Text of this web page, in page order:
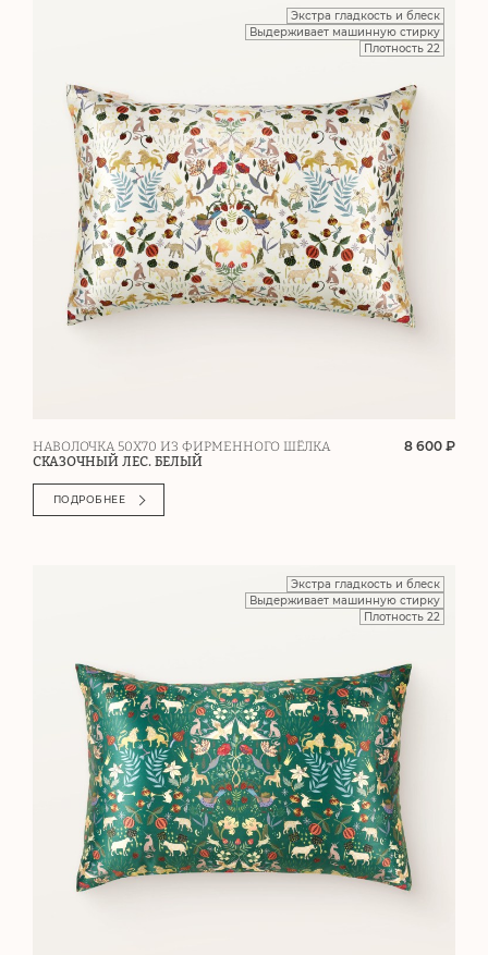
Экстра гладкость и блеск
Выдерживает машинную стирку
Плотность 22
НАВОЛОЧКА 50Х70 ИЗ ФИРМЕННОГО ШЁЛКА
СКАЗОЧНЫЙ ЛЕС. БЕЛЫЙ
8 600 ₽
ПОДРОБНЕЕ
Экстра гладкость и блеск
Выдерживает машинную стирку
Плотность 22